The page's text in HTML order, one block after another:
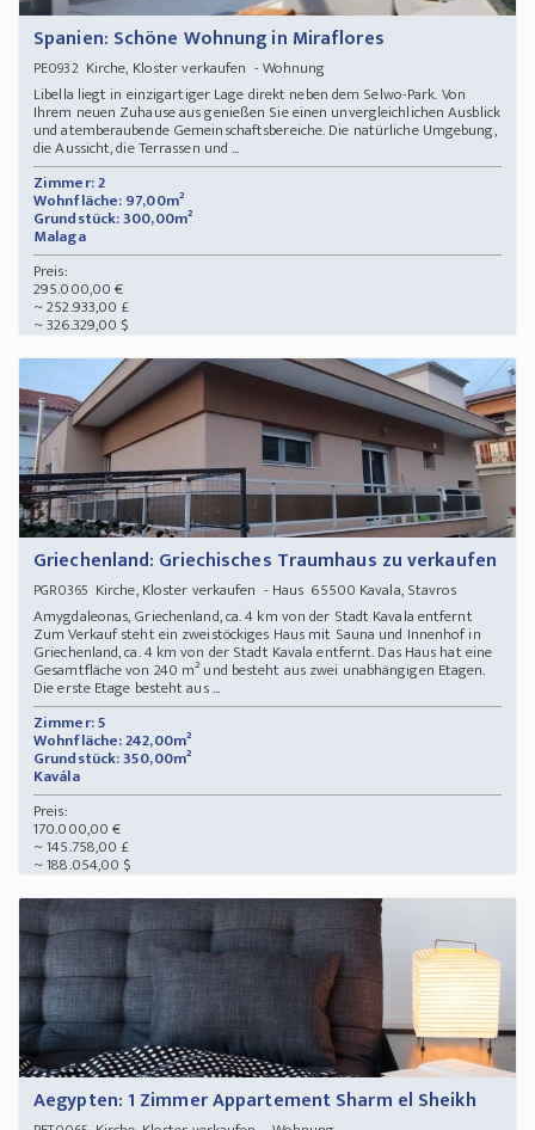
Spanien: Schöne Wohnung in Miraflores
PE0932Kirche, Kloster verkaufen - Wohnung
Libella liegt in einzigartiger Lage direkt neben dem Selwo-Park. Von
Ihrem neuen Zuhause aus genießen Sie einen unvergleichlichen Ausblick
und atemberaubende Gemeinschaftsbereiche. Die natürliche Umgebung,
die Aussicht, die Terrassen und ...
Zimmer: 2
Wohnfläche: 97,00m²
Grundstück: 300,00m²
Malaga
Preis:
295.000,00 €
~ 252.933,00 £
~ 326.329,00 $
Griechenland: Griechisches Traumhaus zu verkaufen
PGR0365 Kirche, Kloster verkaufen - Haus 65500 Kavala, Stavros
Amygdaleonas, Griechenland, ca. 4 km von der Stadt Kavala entfernt
Zum Verkauf steht ein zweistöckiges Haus mit Sauna und Innenhof in
Griechenland, ca. 4 km von der Stadt Kavala entfernt. Das Haus hat eine
Gesamtfläche von 240 m² und besteht aus zwei unabhängigen Etagen.
Die erste Etage besteht aus ...
Zimmer: 5
Wohnfläche: 242,00m²
Grundstück: 350,00m²
Kavála
Preis:
170.000,00 €
~ 145.758,00 £
~ 188.054,00 $
Aegypten: 1 Zimmer Appartement Sharm el Sheikh